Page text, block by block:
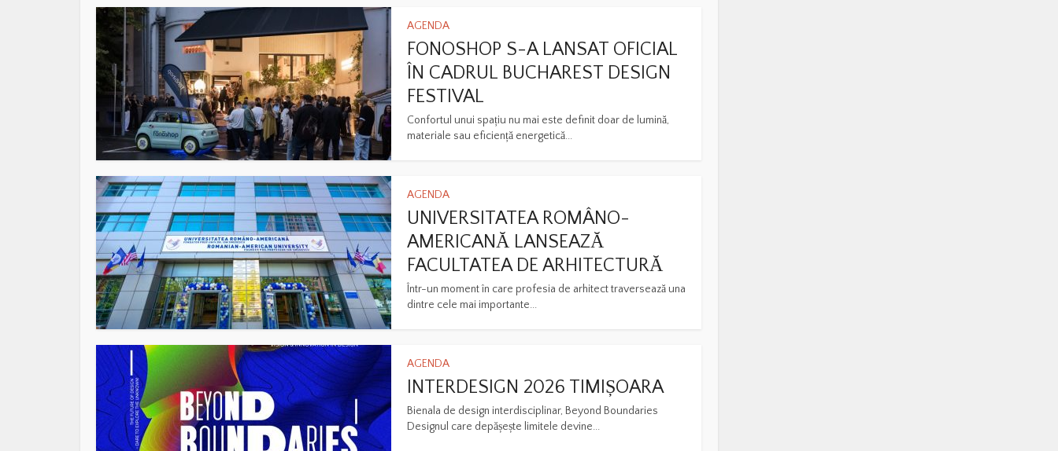
AGENDA
FONOSHOP S-A LANSAT OFICIAL
ÎN CADRUL BUCHAREST DESIGN
FESTIVAL
Confortul unui spațiu nu mai este definit doar de lumină,
materiale sau eficiență energetică...
AGENDA
UNIVERSITATEA ROMÂNO-
AMERICANĂ LANSEAZĂ
FACULTATEA DE ARHITECTURĂ
Într-un moment în care profesia de arhitect traversează una
dintre cele mai importante...
AGENDA
INTERDESIGN 2026 TIMIȘOARA
Bienala de design interdisciplinar, Beyond Boundaries
Designul care depășește limitele devine...